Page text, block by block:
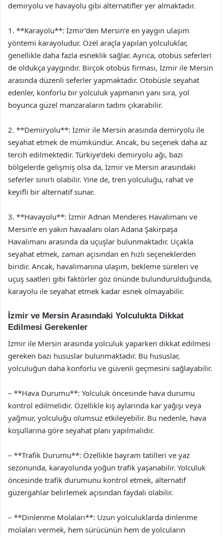
demiryolu ve havayolu gibi alternatifler yer almaktadır.
1. **Karayolu**: İzmir’den Mersin’e en yaygın ulaşım
yöntemi karayoludur. Özel araçla yapılan yolculuklar,
genellikle daha fazla esneklik sağlar. Ayrıca, otobüs seferleri
de oldukça yaygındır. Birçok otobüs firması, İzmir ile Mersin
arasında düzenli seferler yapmaktadır. Otobüsle seyahat
edenler, konforlu bir yolculuk yapmanın yanı sıra, yol
boyunca güzel manzaraların tadını çıkarabilir.
2. **Demiryolu**: İzmir ile Mersin arasında demiryolu ile
seyahat etmek de mümkündür. Ancak, bu seçenek daha az
tercih edilmektedir. Türkiye’deki demiryolu ağı, bazı
bölgelerde gelişmiş olsa da, İzmir ve Mersin arasındaki
seferler sınırlı olabilir. Yine de, tren yolculuğu, rahat ve
keyifli bir alternatif sunar.
3. **Havayolu**: İzmir Adnan Menderes Havalimanı ve
Mersin’e en yakın havaalanı olan Adana Şakirpaşa
Havalimanı arasında da uçuşlar bulunmaktadır. Uçakla
seyahat etmek, zaman açısından en hızlı seçeneklerden
biridir. Ancak, havalimanına ulaşım, bekleme süreleri ve
uçuş saatleri gibi faktörler göz önünde bulundurulduğunda,
karayolu ile seyahat etmek kadar esnek olmayabilir.
İzmir ve Mersin Arasındaki Yolculukta Dikkat
Edilmesi Gerekenler
İzmir ile Mersin arasında yolculuk yaparken dikkat edilmesi
gereken bazı hususlar bulunmaktadır. Bu hususlar,
yolculuğun daha konforlu ve güvenli geçmesini sağlayabilir.
– **Hava Durumu**: Yolculuk öncesinde hava durumu
kontrol edilmelidir. Özellikle kış aylarında kar yağışı veya
yağmur, yolculuğu olumsuz etkileyebilir. Bu nedenle, hava
koşullarına göre seyahat planı yapılmalıdır.
– **Trafik Durumu**: Özellikle bayram tatilleri ve yaz
sezonunda, karayolunda yoğun trafik yaşanabilir. Yolculuk
öncesinde trafik durumunu kontrol etmek, alternatif
güzergahlar belirlemek açısından faydalı olabilir.
– **Dinlenme Molaları**: Uzun yolculuklarda dinlenme
molaları vermek, hem sürücünün hem de yolcuların